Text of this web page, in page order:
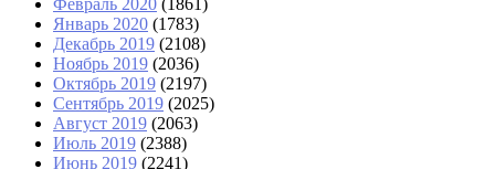
Февраль 2020 (1861)
Январь 2020 (1783)
Декабрь 2019 (2108)
Ноябрь 2019 (2036)
Октябрь 2019 (2197)
Сентябрь 2019 (2025)
Август 2019 (2063)
Июль 2019 (2388)
Июнь 2019 (2241)